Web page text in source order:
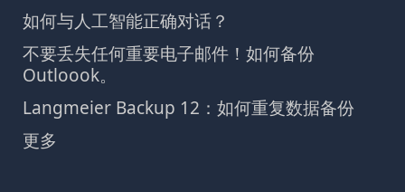
如何与人工智能正确对话？
不要丢失任何重要电子邮件！如何备份
Outloook。
Langmeier Backup 12：如何重复数据备份
更多